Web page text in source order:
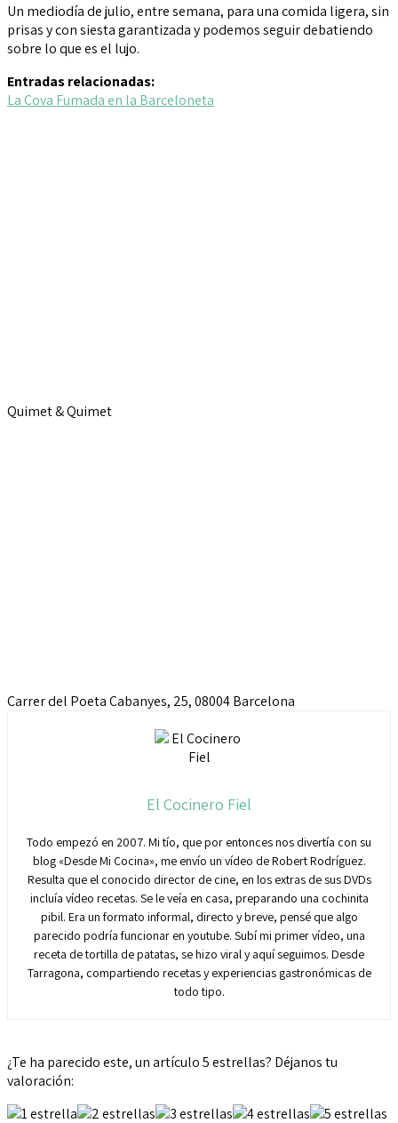
Un mediodía de julio, entre semana, para una comida ligera, sin
prisas y con siesta garantizada y podemos seguir debatiendo
sobre lo que es el lujo.
Entradas relacionadas:
La Cova Fumada en la Barceloneta
Quimet & Quimet
Carrer del Poeta Cabanyes, 25, 08004 Barcelona
El Cocinero Fiel
Todo empezó en 2007. Mi tío, que por entonces nos divertía con su
blog «Desde Mi Cocina», me envío un vídeo de Robert Rodríguez.
Resulta que el conocido director de cine, en los extras de sus DVDs
incluía vídeo recetas. Se le veía en casa, preparando una cochinita
pibil. Era un formato informal, directo y breve, pensé que algo
parecido podría funcionar en youtube. Subí mi primer vídeo, una
receta de tortilla de patatas, se hizo viral y aquí seguimos. Desde
Tarragona, compartiendo recetas y experiencias gastronómicas de
todo tipo.
¿Te ha parecido este, un artículo 5 estrellas? Déjanos tu
valoración: